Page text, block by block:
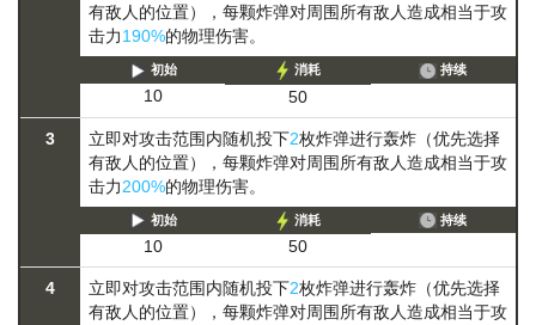
有敌人的位置），每颗炸弹对周围所有敌人造成相当于攻
击力190%的物理伤害。
初始
10
消耗
50
持续
3 立即对攻击范围内随机投下2枚炸弹进行轰炸（优先选择
有敌人的位置），每颗炸弹对周围所有敌人造成相当于攻
击力200%的物理伤害。
初始
10
消耗
50
持续
4 立即对攻击范围内随机投下2枚炸弹进行轰炸（优先选择
有敌人的位置），每颗炸弹对周围所有敌人造成相当于攻